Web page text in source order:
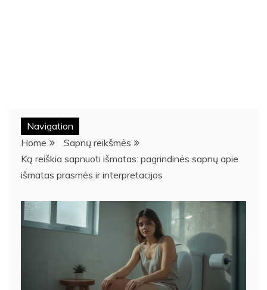
Navigation
Home
Sapnų reikšmės
Ką reiškia sapnuoti išmatas: pagrindinės sapnų apie
išmatas prasmės ir interpretacijos